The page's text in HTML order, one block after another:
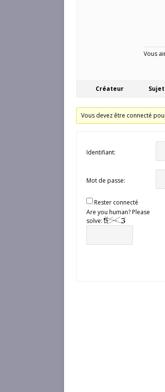
Vous
Créateur Sujet
Vous devez être connecté
Identifiant:
Mot de passe:
Rester connecté
Are you human? Please
solve: